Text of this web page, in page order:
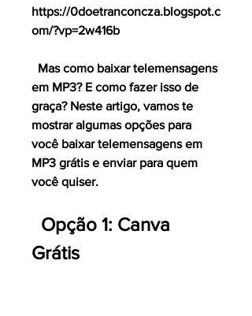
https://0doetranconcza.blogspot.c
om/?vp=2w416b
em MP3? E como fazer isso de
graça? Neste artigo, vamos te
mostrar algumas opções para
você baixar telemensagens em
MP3 grátis e enviar para quem
você quiser.
Grátis